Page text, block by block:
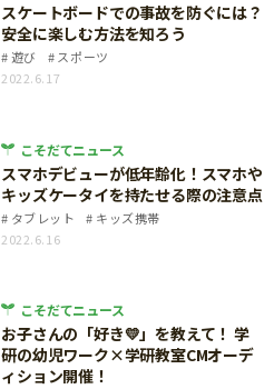
スケートボードでの事故を防ぐには？
安全に楽しむ方法を知ろう
遊び
スポーツ
2022.6.17
こそだてニュース
スマホデビューが低年齢化！スマホや
キッズケータイを持たせる際の注意点
タブレット
キッズ携帯
2022.6.16
こそだてニュース
お子さんの「好き💛」を教えて！ 学
研の幼児ワーク×学研教室CMオーデ
ィション開催！